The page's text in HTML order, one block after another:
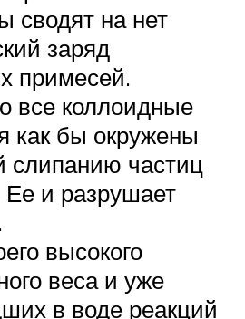
сводят на нет
заряд
примесей.
все коллоидные
как бы окружены
частиц
Ее и разрушает
высокого
веса и уже
в воде реакций